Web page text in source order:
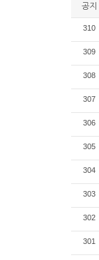
공지
310
309
308
307
306
305
304
303
302
301